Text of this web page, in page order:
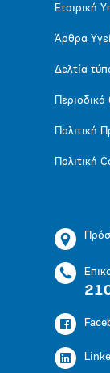
Εταιρική
Άρθρα
Δελτία
Περιοδικά
Πολιτική
Πολιτική